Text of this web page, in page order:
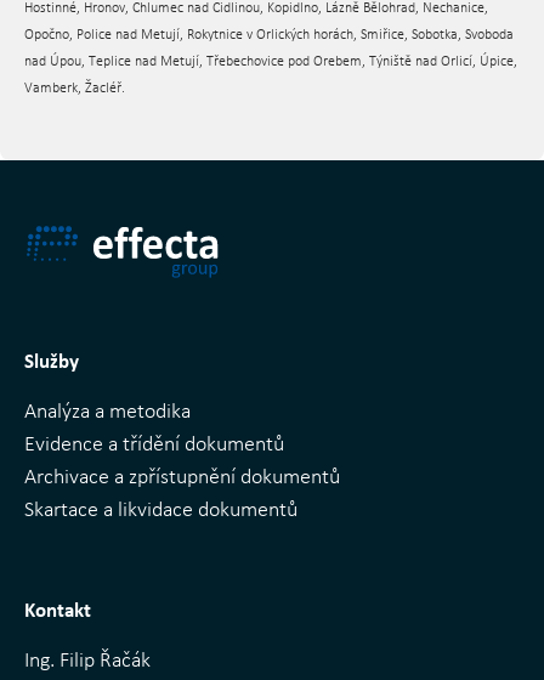
Hostinné, Hronov, Chlumec nad Cidlinou, Kopidlno, Lázně Bělohrad, Nechanice,
Opočno, Police nad Metují, Rokytnice v Orlických horách, Smiřice, Sobotka, Svoboda
nad Úpou, Teplice nad Metují, Třebechovice pod Orebem, Týniště nad Orlicí, Úpice,
Vamberk, Žacléř.
Služby
Analýza a metodika
Evidence a třídění dokumentů
Archivace a zpřístupnění dokumentů
Skartace a likvidace dokumentů
Kontakt
Ing. Filip Řačák